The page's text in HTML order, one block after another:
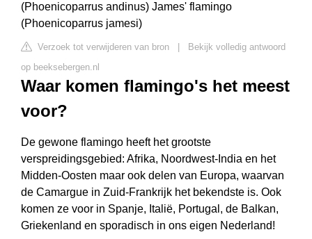
(Phoenicoparrus andinus) James' flamingo
(Phoenicoparrus jamesi)
Verzoek tot verwijderen van bron
Bekijk volledig antwoord
op beeksebergen.nl
Waar komen flamingo's het meest
voor?
De gewone flamingo heeft het grootste
verspreidingsgebied: Afrika, Noordwest-India en het
Midden-Oosten maar ook delen van Europa, waarvan
de Camargue in Zuid-Frankrijk het bekendste is. Ook
komen ze voor in Spanje, Italië, Portugal, de Balkan,
Griekenland en sporadisch in ons eigen Nederland!